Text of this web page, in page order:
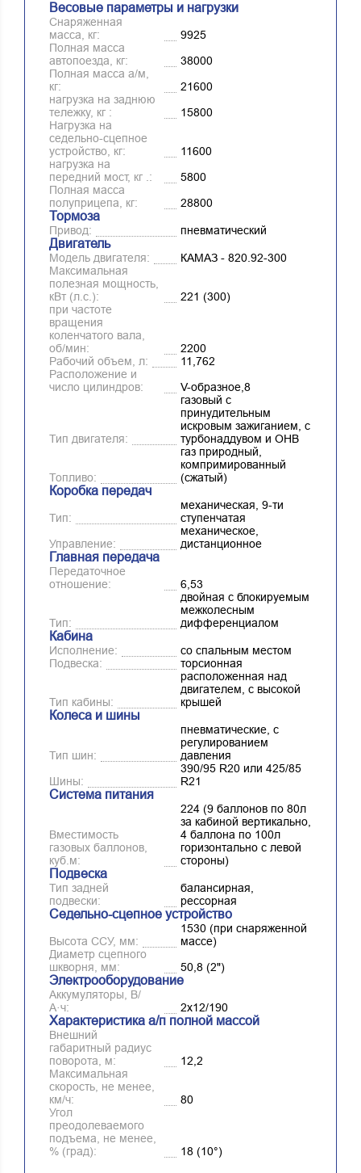
Весовые параметры и нагрузки
Снаряженная
масса, кг:
9925
Полная масса
автопоезда, кг:
38000
Полная масса а/м,
кг:
21600
нагрузка на заднюю
тележку, кг :
15800
Нагрузка на
седельно-сцепное
устройство, кг:
11600
нагрузка на
передний мост, кг .:
5800
Полная масса
полуприцепа, кг:
28800
Тормоза
Привод: пневматический
Двигатель
Модель двигателя:
КАМАЗ - 820.92-300
Максимальная
полезная мощность,
кВт (л.с.):
221 (300)
при частоте
вращения
коленчатого вала,
об/мин:
2200
Рабочий объем, л:
11,762
Расположение и
число цилиндров:
V-образное,8
Тип двигателя:
газовый с
принудительным
искровым зажиганием, с
турбонаддувом и ОНВ
Топливо:
газ природный,
компримированный
(сжатый)
Коробка передач
Тип:
механическая, 9-ти
ступенчатая
Управление:
механическое,
дистанционное
Главная передача
Передаточное
отношение:
6,53
Тип:
двойная с блокируемым
межколесным
дифференциалом
Кабина
Исполнение:
со спальным местом
Подвеска:
торсионная
Тип кабины:
расположенная над
двигателем, с высокой
крышей
Колеса и шины
Тип шин:
пневматические, с
регулированием
давления
Шины:
390/95 R20 или 425/85
R21
Система питания
Вместимость
газовых баллонов,
куб.м:
224 (9 баллонов по 80л
за кабиной вертикально,
4 баллона по 100л
горизонтально с левой
стороны)
Подвеска
Тип задней
подвески:
балансирная,
рессорная
Седельно-сцепное устройство
Высота ССУ, мм:
1530 (при снаряженной
массе)
Диаметр сцепного
шкворня, мм:
50,8 (2")
Электрооборудование
Аккумуляторы, В/
А·ч:
2х12/190
Характеристика а/п полной массой
Внешний
габаритный радиус
поворота, м:
12,2
Максимальная
скорость, не менее,
км/ч:
80
Угол
преодолеваемого
подъема, не менее,
% (град):
18 (10°)